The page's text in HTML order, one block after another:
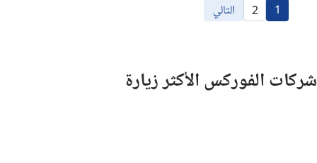
1
2 التالي
شركات الفوركس الأكثر زيارة